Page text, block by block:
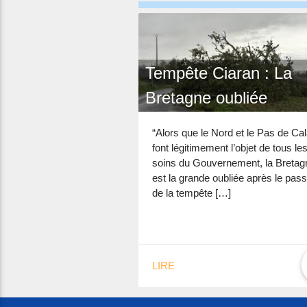
Tempête Ciaran : La
Bretagne oubliée
“Alors que le Nord et le Pas de
font légitimement l’objet de tous les
soins du Gouvernement, la
est la grande oubliée après le
de la tempête […]
LIRE